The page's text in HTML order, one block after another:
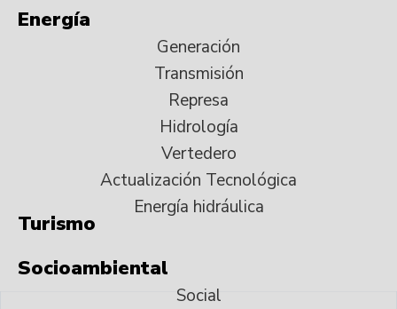
Energía
Generación
Transmisión
Represa
Hidrología
Vertedero
Actualización Tecnológica
Energía hidráulica
Turismo
Socioambiental
Social